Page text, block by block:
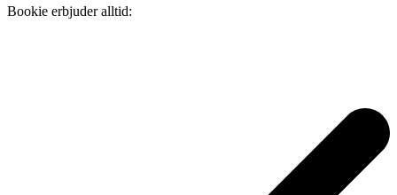
Bookie erbjuder alltid: